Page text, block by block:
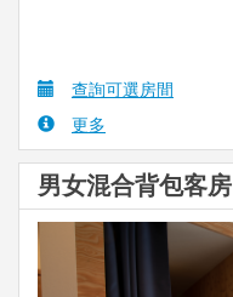
查詢可選房間
更多
男女混合背包客房
Previous